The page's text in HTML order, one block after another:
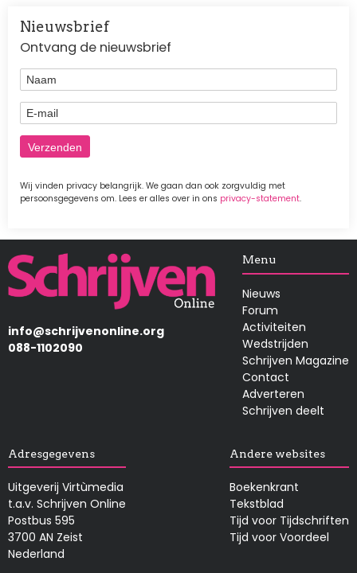
Nieuwsbrief
Ontvang de nieuwsbrief
Naam
E-mail
Wij vinden privacy belangrijk. We gaan dan ook zorgvuldig met
persoonsgegevens om. Lees er alles over in ons privacy-statement.
Afbeelding
info@schrijvenonline.org
088-1102090
Menu
Nieuws
Forum
Activiteiten
Wedstrijden
Schrijven Magazine
Contact
Adverteren
Schrijven deelt
Adresgegevens
Uitgeverij Virtùmedia
t.a.v. Schrijven Online
Postbus 595
3700 AN Zeist
Nederland
Andere websites
Boekenkrant
Tekstblad
Tijd voor Tijdschriften
Tijd voor Voordeel